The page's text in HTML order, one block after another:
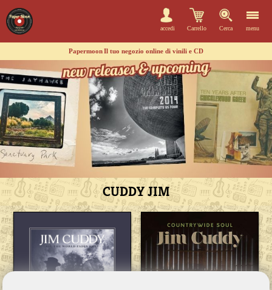
accedi Carrello Cerca menu
PapermoonIl tuo negozio online di vinili e CD
CUDDY JIM